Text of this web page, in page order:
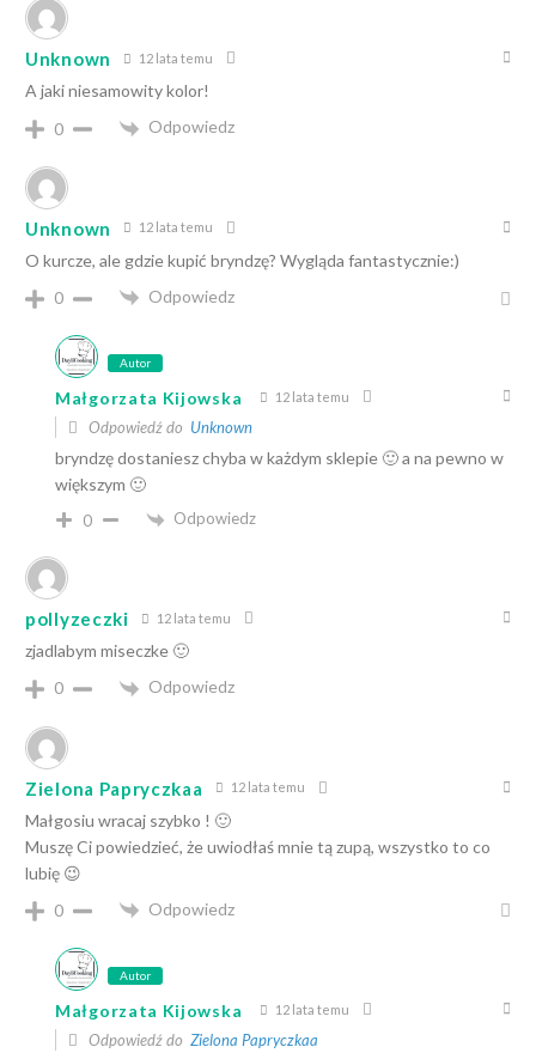
Unknown 12 lata temu
A jaki niesamowity kolor!
0
Odpowiedz
Unknown 12 lata temu
O kurcze, ale gdzie kupić bryndzę? Wygląda fantastycznie:)
0
Odpowiedz
Autor
Małgorzata Kijowska 12 lata temu
Odpowiedź do Unknown
bryndzę dostaniesz chyba w każdym sklepie 🙂 a na pewno w
większym 🙂
0 Odpowiedz
pollyzeczki 12 lata temu
zjadlabym miseczke 🙂
0
Odpowiedz
Zielona Papryczkaa 12 lata temu
Małgosiu wracaj szybko ! 🙂
Muszę Ci powiedzieć, że uwiodłaś mnie tą zupą, wszystko to co
lubię 😉
0
Odpowiedz
Autor
Małgorzata Kijowska 12 lata temu
Odpowiedź do Zielona Papryczkaa